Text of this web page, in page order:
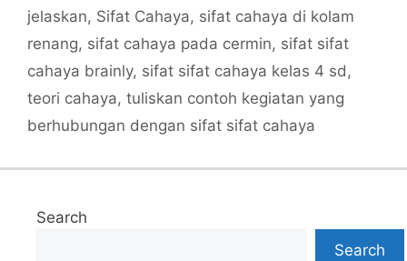
jelaskan, Sifat Cahaya, sifat cahaya di kolam
renang, sifat cahaya pada cermin, sifat sifat
cahaya brainly, sifat sifat cahaya kelas 4 sd,
teori cahaya, tuliskan contoh kegiatan yang
berhubungan dengan sifat sifat cahaya
Search
Search